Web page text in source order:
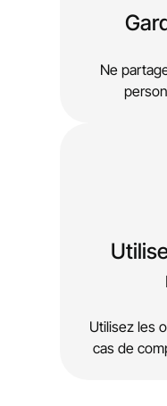
Ne
Utilisez les
cas de